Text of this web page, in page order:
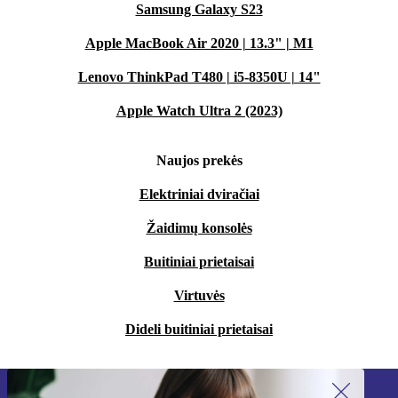
Samsung Galaxy S23
Apple MacBook Air 2020 | 13.3" | M1
Lenovo ThinkPad T480 | i5-8350U | 14"
Apple Watch Ultra 2 (2023)
Naujos prekės
Elektriniai dviračiai
Žaidimų konsolės
Buitiniai prietaisai
Virtuvės
Dideli buitiniai prietaisai